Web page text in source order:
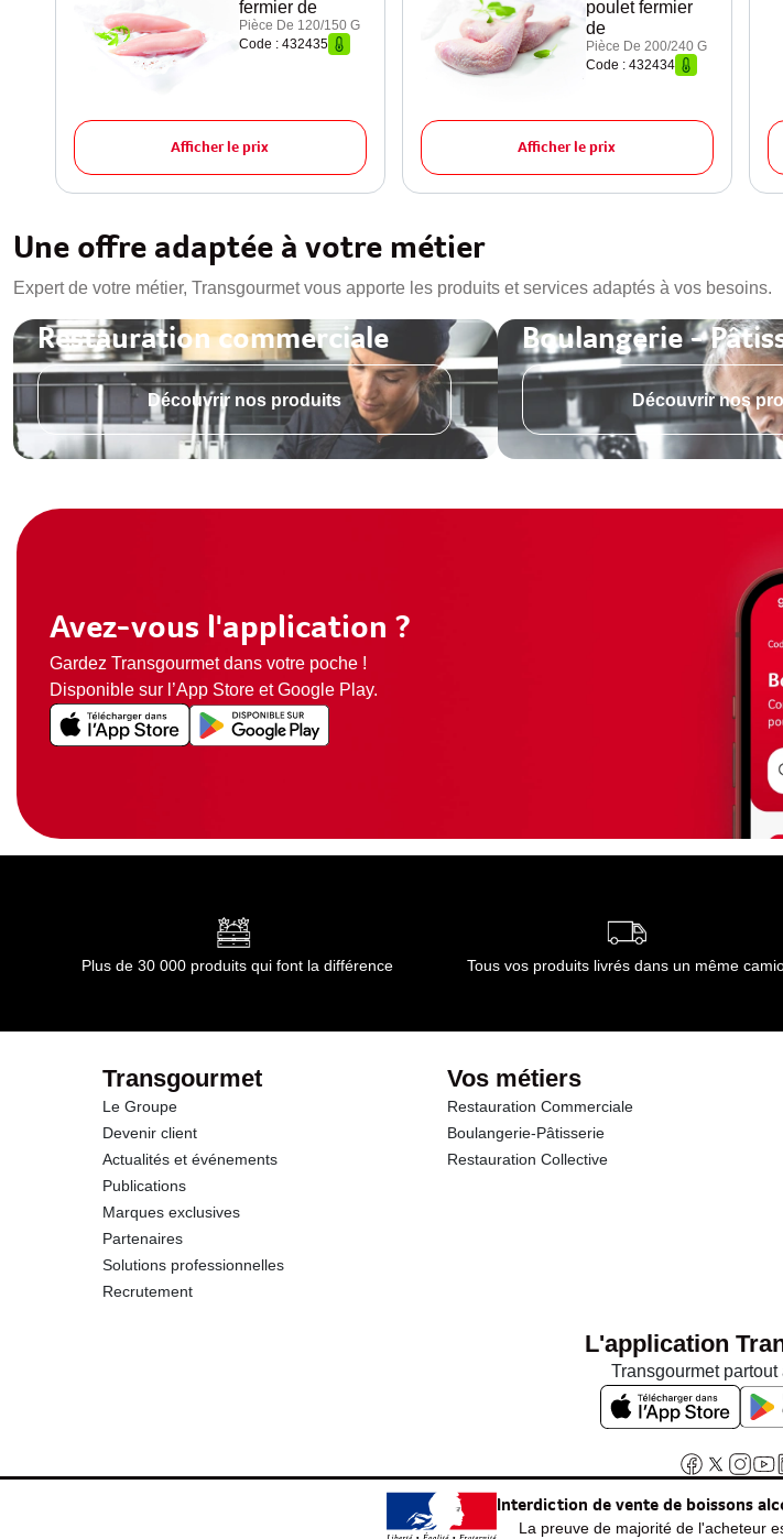
fermier de
Pièce De 120/150 G
Code : 432435
Afficher le prix
poulet fermier
de
Pièce De 200/240 G
Code : 432434
Afficher le prix
Une offre adaptée à votre métier
Expert de votre métier, Transgourmet vous apporte les produits et services adaptés à vos besoins.
Restauration commerciale
Découvrir nos produits
Boulangerie -
Découvrir nos
Avez-vous l'application ?
Gardez Transgourmet dans votre poche !
Disponible sur l’App Store et Google Play.
Plus de 30 000 produits qui font la différence Tous vos produits livrés dans un même
Transgourmet
Le Groupe
Devenir client
Actualités et événements
Publications
Marques exclusives
Partenaires
Solutions professionnelles
Recrutement
Vos métiers
Restauration Commerciale
Boulangerie-Pâtisserie
Restauration Collective
L'application
Transgourmet partout
Interdiction de vente de boissons
La preuve de majorité de l'acheteur